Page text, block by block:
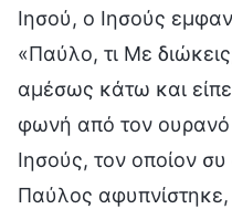
Ιησού, ο Ιησούς
«Παύλο, τι Με
αμέσως κάτω και
φωνή από τον ουρανό
Ιησούς, τον οποίον
Παύλος